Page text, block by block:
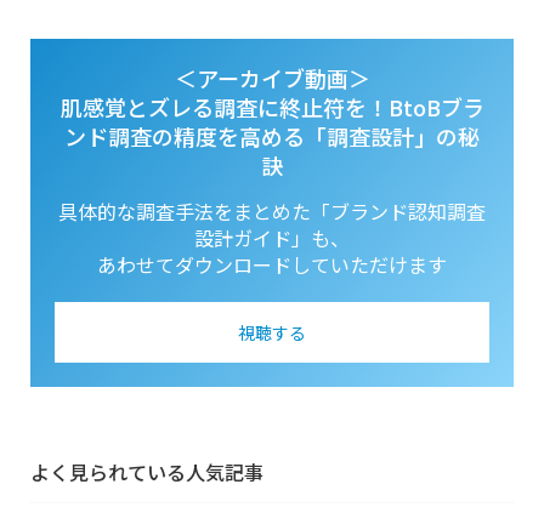
＜アーカイブ動画＞
肌感覚とズレる調査に終止符を！BtoBブラ
ンド調査の精度を高める「調査設計」の秘
訣
具体的な調査手法をまとめた「ブランド認知調査
設計ガイド」も、
あわせてダウンロードしていただけます
視聴する
よく見られている人気記事